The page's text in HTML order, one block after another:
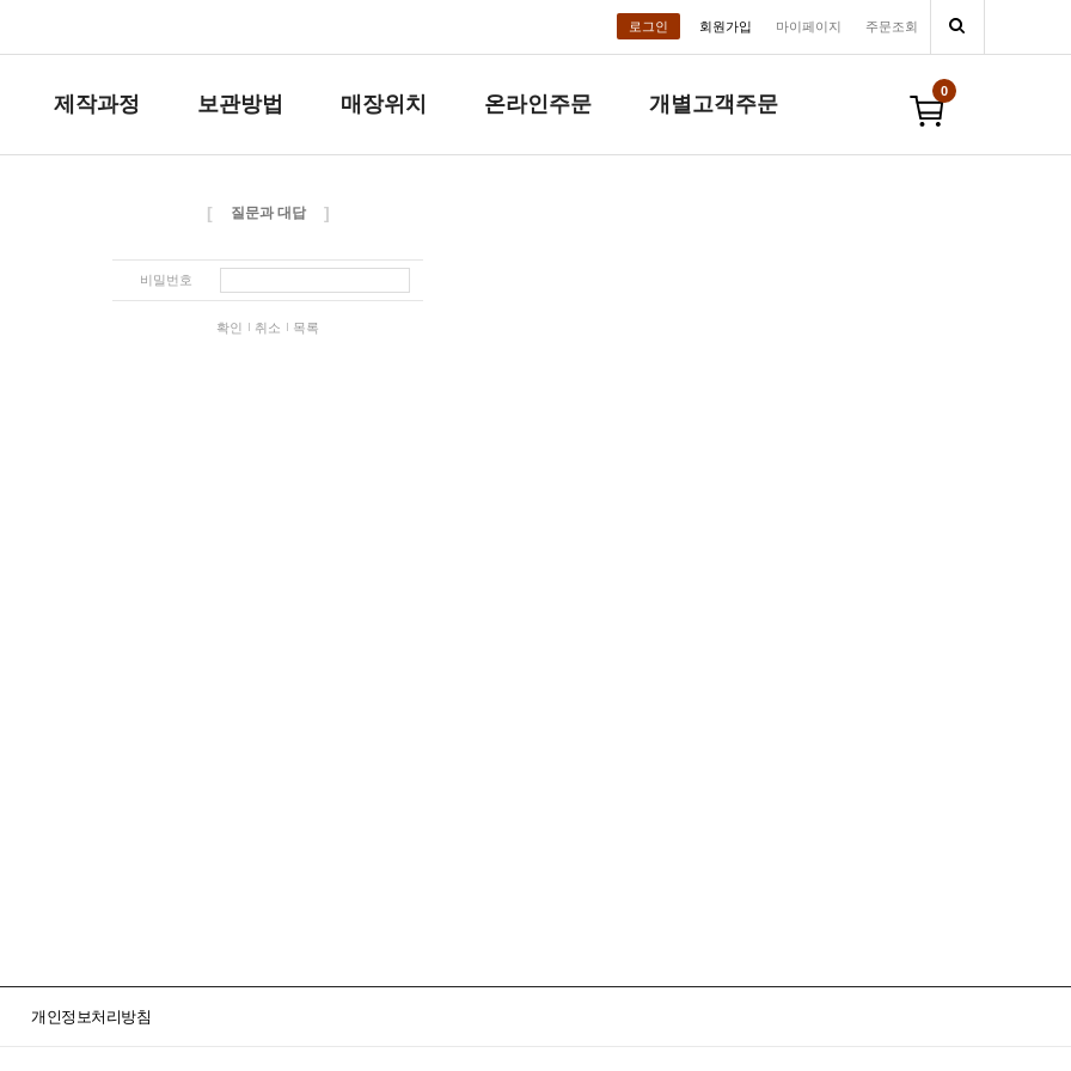
로그인 회원가입 마이페이지 주문조회
제작과정 보관방법 매장위치 온라인주문 개별고객주문
0
[ 질문과 대답 ]
비밀번호
확인 취소 목록
개인정보처리방침